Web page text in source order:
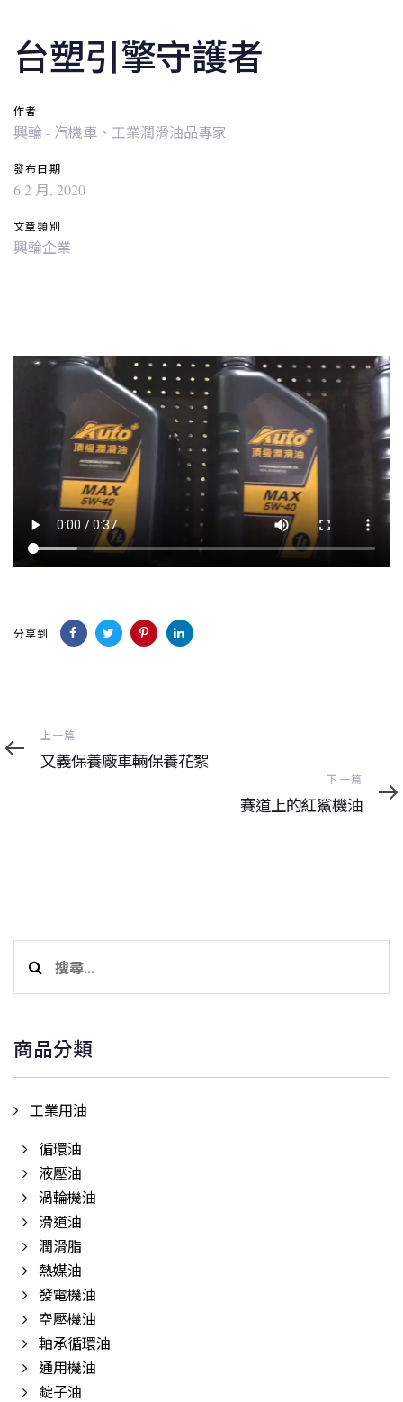
台塑引擎守護者
作者
興輪 - 汽機車、工業潤滑油品專家
發布日期
6 2 月, 2020
文章類別
興輪企業
分享到
上
一
篇
上一篇
又義保養廠車輛保養花絮
一
篇
下一篇
賽道上的紅鯊機油
關
字:
商品分類
工業用油
循環油
液壓油
渦輪機油
滑道油
潤滑脂
熱媒油
發電機油
空壓機油
軸承循環油
通用機油
錠子油